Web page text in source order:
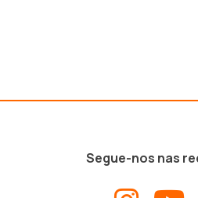
Segue-nos nas